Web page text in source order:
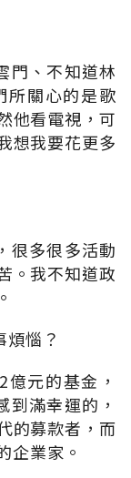
門、不知道林
所關心的是歌
他看電視，可
想我要花更多
很多很多活動
。我不知道政
惱？
元的基金，
滿幸運的，
的募款者，而
企業家。